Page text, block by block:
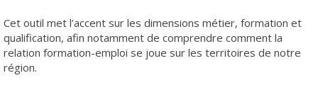
Cet outil met l’accent sur les dimensions métier, formation et
qualification, afin notamment de comprendre comment la
relation formation-emploi se joue sur les territoires de notre
région.